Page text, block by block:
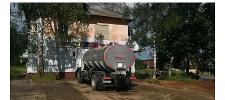
повышение энергоэффективности систем. Кроме электронных
схем, исполнителю нужно разработать предложения по
строительству и реконструкции водоснабжения и канализации,
оценив размер вложений, а также представить перечень
бесхозных объектов и возможные сценарии развития этой
сферы городского хозяйства. В июне 2025 года
«Златоуст.инфо» сообщал о подобных торгах. Тогда цена
вопроса была почти в три раза выше - 9 миллионов 13 тысяч
486 рублей, а в списке работ была разработка электронной
системы ливнёвок.